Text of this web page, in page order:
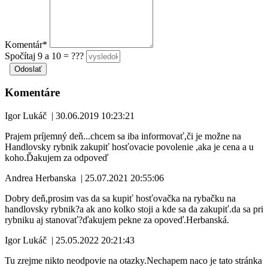
Komentár*
Spočítaj 9 a 10 = ???
Komentáre
Igor Lukáč | 30.06.2019 10:23:21
Prajem príjemný deň...chcem sa iba informovať,či je možne na
Handlovsky rybnik zakupiť hosťovacie povolenie ,aka je cena a u
koho.Ďakujem za odpoveď
Andrea Herbanska | 25.07.2021 20:55:06
Dobry deň,prosim vas da sa kupiť hosťovačka na rybačku na
handlovsky rybnik?a ak ano kolko stoji a kde sa da zakupiť.da sa pri
rybniku aj stanovať?ďakujem pekne za opoveď.Herbanská.
Igor Lukáč | 25.05.2022 20:21:43
Tu zrejme nikto neodpovie na otazky.Nechapem naco je tato stránka